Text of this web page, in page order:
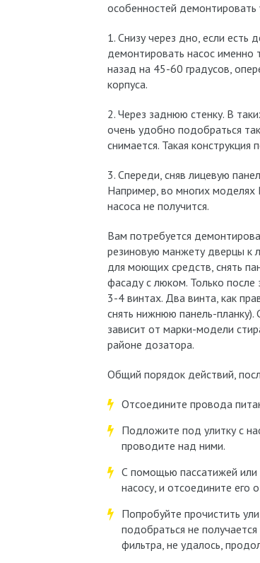
особенностей
1. Снизу через дно, если есть
демонтировать насос
назад на 45-60 градусов,
корпуса.
2. Через заднюю стенку. В
очень удобно подобраться
снимается. Такая
3. Спереди, сняв лицевую
Например, во многих моделях
насоса не получится.
Вам потребуется
резиновую манжету дверцы к
для моющих средств, снять
фасаду с люком. Только
3-4 винтах. Два винта, как
снять нижнюю панель-
зависит от марки-модели
районе дозатора.
Общий порядок действий,
Отсоедините провода
Подложите под улитку с
проводите над ними.
С помощью пассатижей или
насосу, и отсоедините его
Попробуйте прочистить
подобраться не
фильтра, не удалось,